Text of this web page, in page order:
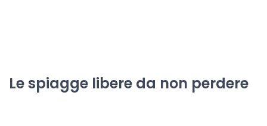
Le spiagge libere da non perdere